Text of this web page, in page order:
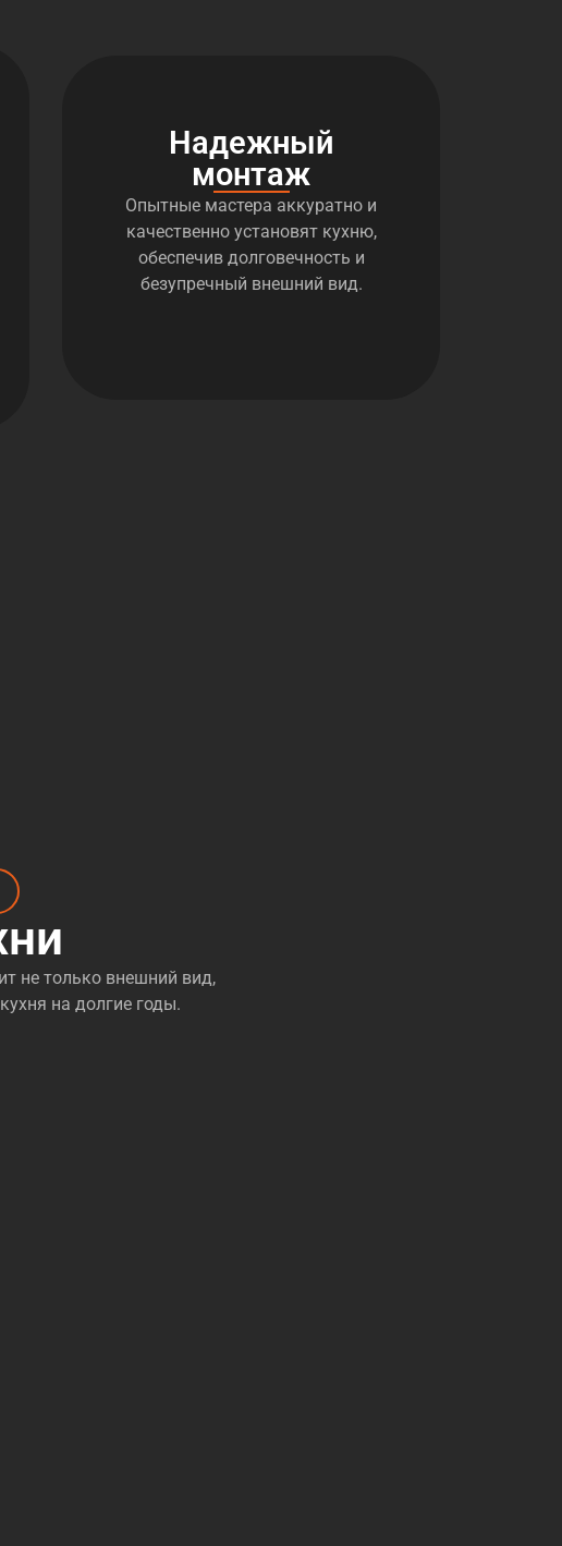
Надежный
монтаж
Опытные мастера аккуратно и
качественно установят кухню,
обеспечив долговечность и
безупречный внешний вид.
не только внешний вид,
на долгие годы.